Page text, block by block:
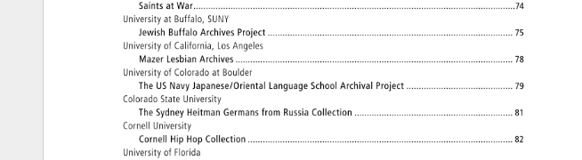
Saints at War
University
at Buffalo, SUNY
Jewish Buffalo Archives Project 75
University
of California, Los Angeles
Mazer Lesbian Archives 78
University
of Colorado
at Boulder
The US Navy Japanese/Oriental Language School Archival Project 79
Colorado State University
The Sydney Heitman Germans from Russia Collection 81
Cornell University
Cornell Hip Hop Collection 82
University
of Florida